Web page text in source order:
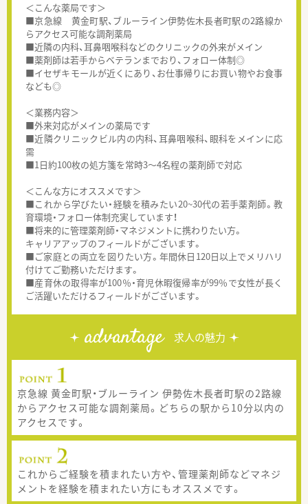
＜こんな薬局です＞
■京急線 黄金町駅、ブルーライン伊勢佐木長者町駅の2路線か
らアクセス可能な調剤薬局
■近隣の内科、耳鼻咽喉科などのクリニックの外来がメイン
■薬剤師は若手からベテランまでおり、フォロー体制◎
■イセザキモールが近くにあり、お仕事帰りにお買い物やお食事
なども◎
＜業務内容＞
■外来対応がメインの薬局です
■近隣クリニックビル内の内科、耳鼻咽喉科、眼科をメインに応
需
■1日約100枚の処方箋を常時3～4名程の薬剤師で対応
＜こんな方にオススメです＞
■これから学びたい・経験を積みたい20~30代の若手薬剤師。教
育環境・フォロー体制充実しています！
■将来的に管理薬剤師・マネジメントに携わりたい方。
キャリアアップのフィールドがございます。
■ご家庭との両立を図りたい方。年間休日120日以上でメリハリ
付けてご勤務いただけます。
■産育休の取得率が100％・育児休暇復帰率が99％で女性が長く
ご活躍いただけるフィールドがございます。
advantage 求人の魅力
京急線 黄金町駅・ブルーライン 伊勢佐木長者町駅の2路線
からアクセス可能な調剤薬局。どちらの駅から10分以内の
アクセスです。
これからご経験を積まれたい方や、管理薬剤師などマネジ
メントを経験を積まれたい方にもオススメです。